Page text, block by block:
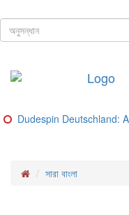
শিরোনাম
Glorion Casino – Schritte
Dudespin Deutschland:
সারা বাংলা